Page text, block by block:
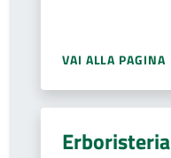
VAI ALLA PAGINA
Erboristeria